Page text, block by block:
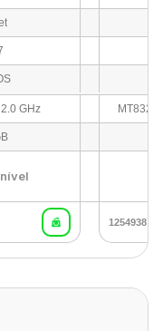
GHz MT8321
1254938